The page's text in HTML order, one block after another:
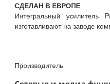
СДЕЛАН В ЕВРОПЕ
Интегральный
изготавливают на заводе
Производитель